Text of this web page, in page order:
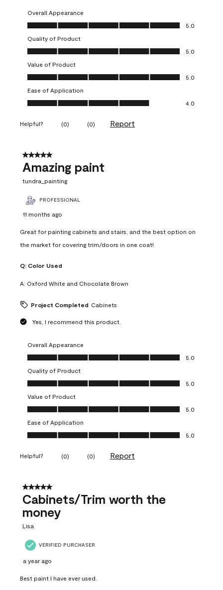
Overall Appearance
Overall Appearance, 5.0 out of 5
5.0
Quality of Product
Quality of Product, 5.0 out of 5
5.0
Value of Product
Value of Product, 5.0 out of 5
5.0
Ease of Application
Ease of Application, 4.0 out of 5
4.0
Helpful? (0) (0) Report
5 out of 5 stars.
Amazing paint
tundra_painting
PROFESSIONAL
11 months ago
Great for painting cabinets and stairs, and the best option on
the market for covering trim/doors in one coat!
Q: Color Used
A: Oxford White and Chocolate Brown
Project Completed Cabinets
Yes, I recommend this product.
Overall Appearance
Overall Appearance, 5.0 out of 5
5.0
Quality of Product
Quality of Product, 5.0 out of 5
5.0
Value of Product
Value of Product, 5.0 out of 5
5.0
Ease of Application
Ease of Application, 5.0 out of 5
5.0
Helpful? (0) (0) Report
5 out of 5 stars.
Cabinets/Trim worth the
money
Lisa
VERIFIED PURCHASER
a year ago
Best paint I have ever used.